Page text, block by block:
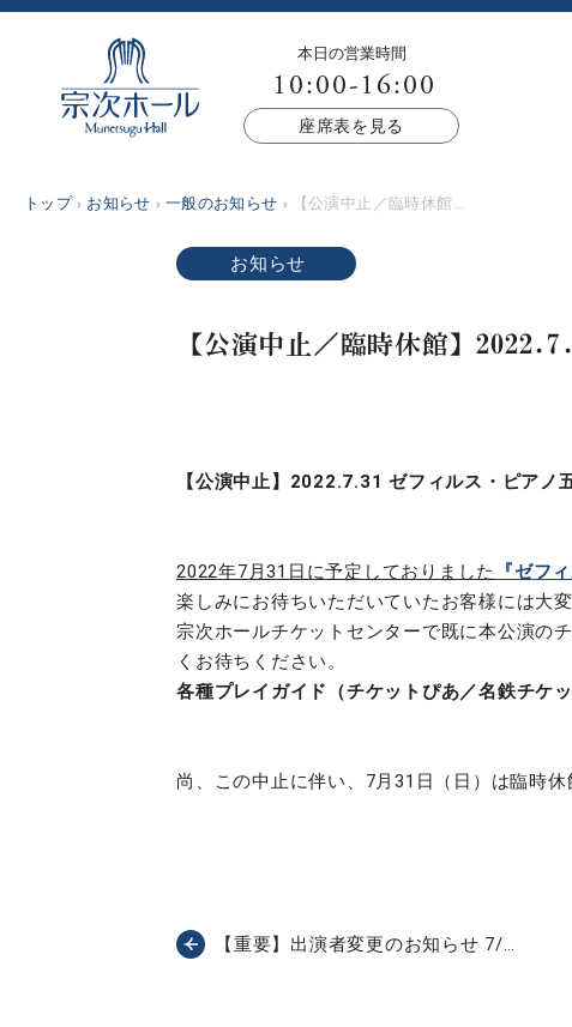
本日の営業時間
10:00-16:00
座席表を見る
トップ お知らせ 一般のお知らせ 【公演中止／臨時休館...
お知らせ
【公演中止／臨時休館】
【公演中止】2022.7.31 ゼフィルス・ピアノ
2022年7月31日に予定しておりました 『ゼフ
楽しみにお待ちいただいていたお客様には大
宗次ホールチケットセンターで既に本公演の
くお待ちください。
各種プレイガイド（チケットぴあ／名鉄チケ
尚、この中止に伴い、7月31日（日）は臨時休
【重要】出演者変更のお知らせ 7/…